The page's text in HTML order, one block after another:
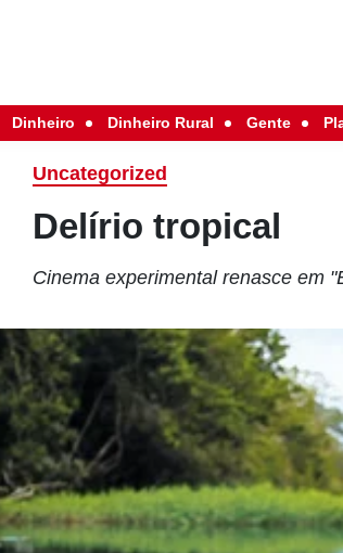
Dinheiro Dinheiro Rural Gente
Uncategorized
Delírio tropical
Cinema experimental renasce em